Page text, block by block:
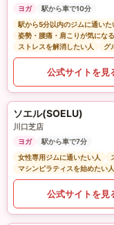
ヨガ
駅から車で10分
駅から5分以内のジムに通いた
姿勢・腰痛・肩こりが気にな
ストレスを解消したい人
グ
公式サイトを見
ソエル(SOELU)
川口芝店
ヨガ
駅から車で7分
女性専用ジムに通いたい人
マシンピラティスを始めたい人
公式サイトを見